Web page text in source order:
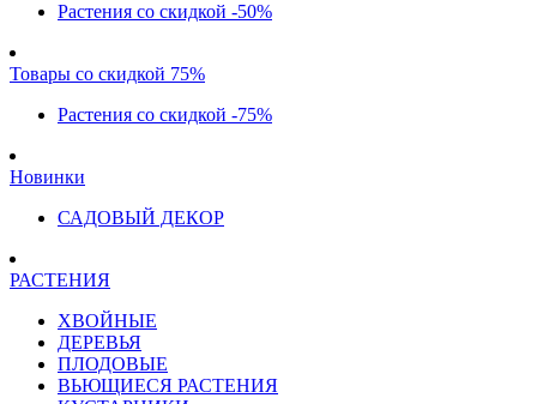
Растения со скидкой -50%
Товары со скидкой 75%
Растения со скидкой -75%
Новинки
САДОВЫЙ ДЕКОР
РАСТЕНИЯ
ХВОЙНЫЕ
ДЕРЕВЬЯ
ПЛОДОВЫЕ
ВЬЮЩИЕСЯ РАСТЕНИЯ